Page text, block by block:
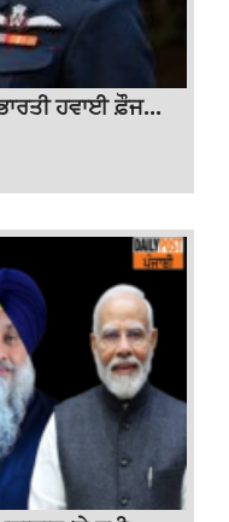
ਹਵਾਈ ਫ਼ੌਜ...